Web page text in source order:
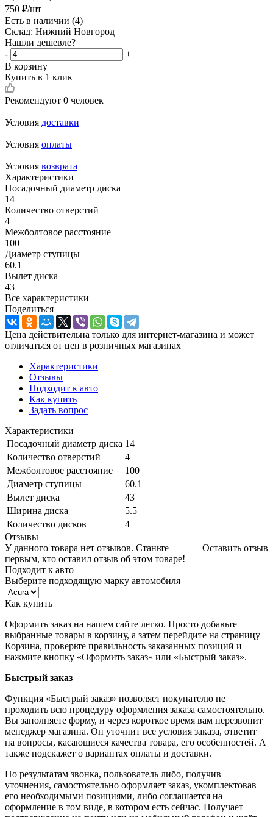
750 ₽/шт
Есть в наличии (4)
Склад: Нижний Новгород
Нашли дешевле?
-
+
В корзину
Купить в 1 клик
Рекомендуют 0 человек
Условия доставки
Условия оплаты
Условия возврата
Характеристики
Посадочный диаметр диска
14
Количество отверстий
4
Межболтовое расстояние
100
Диаметр ступицы
60.1
Вылет диска
43
Все характеристики
Поделиться
Цена действительна только для интернет-магазина и может
отличаться от цен в розничных магазинах
Характеристики
Отзывы
Подходит к авто
Как купить
Задать вопрос
Характеристики
Посадочный диаметр диска 14
Количество отверстий
4
Межболтовое расстояние
100
Диаметр ступицы
60.1
Вылет диска
43
Ширина диска
5.5
Количество дисков
4
Отзывы
Оставить отзыв
У данного товара нет отзывов. Станьте
первым, кто оставил отзыв об этом товаре!
Подходит к авто
Выберите подходящую марку автомобиля
Как купить
Оформить заказ на нашем сайте легко. Просто добавьте
выбранные товары в корзину, а затем перейдите на страницу
Корзина, проверьте правильность заказанных позиций и
нажмите кнопку «Оформить заказ» или «Быстрый заказ».
Быстрый заказ
Функция «Быстрый заказ» позволяет покупателю не
проходить всю процедуру оформления заказа самостоятельно.
Вы заполняете форму, и через короткое время вам перезвонит
менеджер магазина. Он уточнит все условия заказа, ответит
на вопросы, касающиеся качества товара, его особенностей. А
также подскажет о вариантах оплаты и доставки.
По результатам звонка, пользователь либо, получив
уточнения, самостоятельно оформляет заказ, укомплектовав
его необходимыми позициями, либо соглашается на
оформление в том виде, в котором есть сейчас. Получает